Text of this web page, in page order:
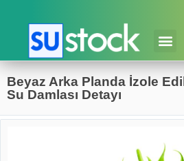
Beyaz Arka Planda İzole
Su Damlası Detayı